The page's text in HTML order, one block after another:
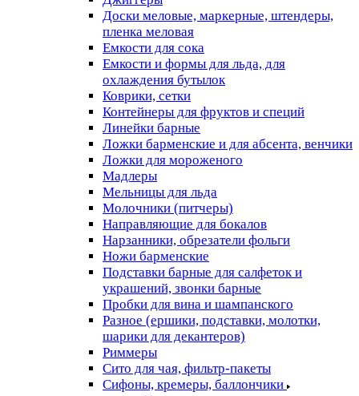
Доски меловые, маркерные, штендеры,
пленка меловая
Емкости для сока
Емкости и формы для льда, для
охлаждения бутылок
Коврики, сетки
Контейнеры для фруктов и специй
Линейки барные
Ложки барменские и для абсента, венчики
Ложки для мороженого
Мадлеры
Мельницы для льда
Молочники (питчеры)
Направляющие для бокалов
Нарзанники, обрезатели фольги
Ножи барменские
Подставки барные для салфеток и
украшений, звонки барные
Пробки для вина и шампанского
Разное (ершики, подставки, молотки,
шарики для декантеров)
Риммеры
Сито для чая, фильтр-пакеты
Сифоны, кремеры, баллончики